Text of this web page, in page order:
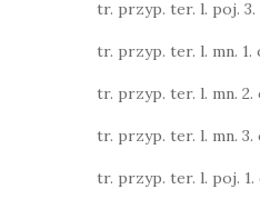
tr. przyp. ter. l. poj. 3.
tr. przyp. ter. l. mn. 1.
tr. przyp. ter. l. mn. 2.
tr. przyp. ter. l. mn. 3.
tr. przyp. ter. l. poj. 1.